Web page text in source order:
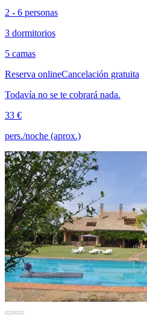
2 - 6 personas
3 dormitorios
5 camas
Reserva onlineCancelación gratuita
Todavía no se te cobrará nada.
33 €
pers./noche (aprox.)